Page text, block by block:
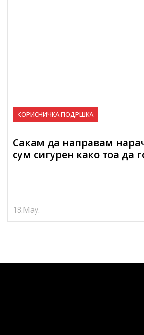
18.May.
КОРИСНИЧКА ПОДРШКА
Сакам да направам
сум сигурен како тоа да